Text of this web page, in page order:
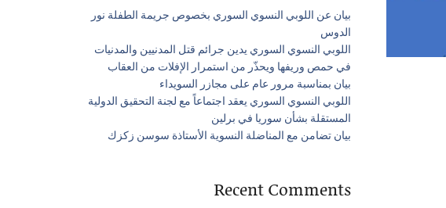
بيان عن اللوبي النسوي السوري بخصوص جريمة الطفلة نور
الدوس
اللوبي النسوي السوري يدين جرائم قتل المدنيين والمدنيات
في حمص وريفها ويحذّر من استمرار الإفلات من العقاب
بيان بمناسبة مرور عام على مجازر السويداء
اللوبي النسوي السوري يعقد اجتماعاً مع لجنة التحقيق الدولية
المستقلة بشأن سوريا في برلين
بيان تضامن مع المناضلة النسوية الأستاذة سوسن زكزك
Recent Comments